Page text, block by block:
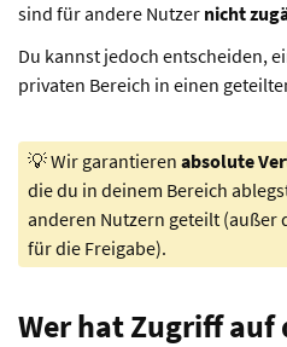
sind für andere Nutzer nicht
Du kannst jedoch entscheiden,
privaten Bereich in einen
💡 Wir garantieren absolute
die du in deinem Bereich
anderen Nutzern geteilt (außer
für die Freigabe).
Wer hat Zugriff auf